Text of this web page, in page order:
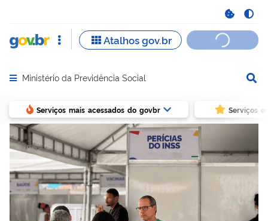
Abrir menu principal de navegação
Ministério da Previdência Social
Serviços mais acessados do govbr Serviços